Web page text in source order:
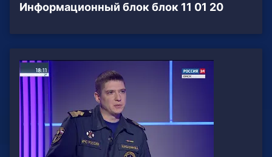
Информационный блок блок 11 01 20